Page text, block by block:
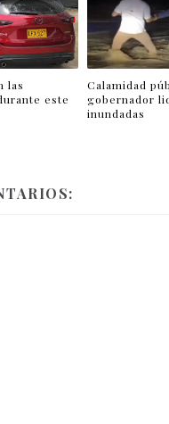
las
este
Calamidad
gobernador
inundadas